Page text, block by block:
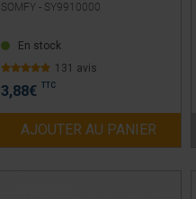
SOMFY - SY9910000
En stock
131 avis
3,88€ TTC
AJOUTER AU PANIER